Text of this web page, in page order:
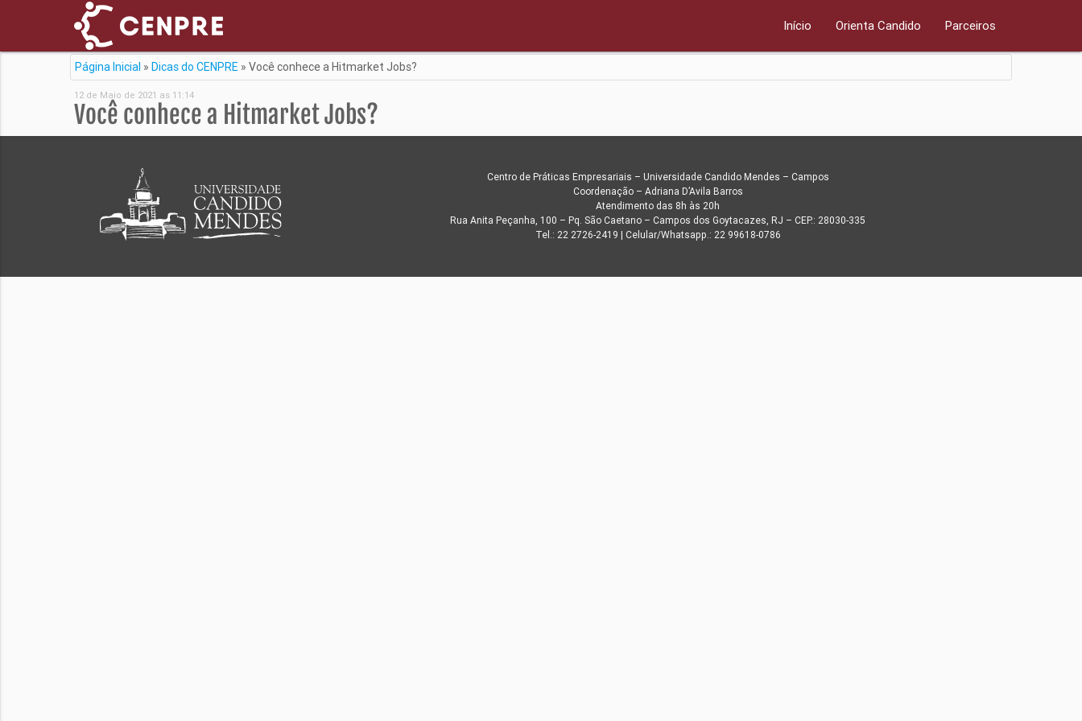
Início Orienta Candido Parceiros
Página Inicial » Dicas do CENPRE » Você conhece a Hitmarket Jobs?
12 de Maio de 2021 as 11:14
Você conhece a Hitmarket Jobs?
Centro de Práticas Empresariais – Universidade Candido Mendes – Campos
Coordenação – Adriana D’Avila Barros
Atendimento das 8h às 20h
Rua Anita Peçanha, 100 – Pq. São Caetano – Campos dos Goytacazes, RJ – CEP.: 28030-335
Tel.: 22 2726-2419 | Celular/Whatsapp.: 22 99618-0786